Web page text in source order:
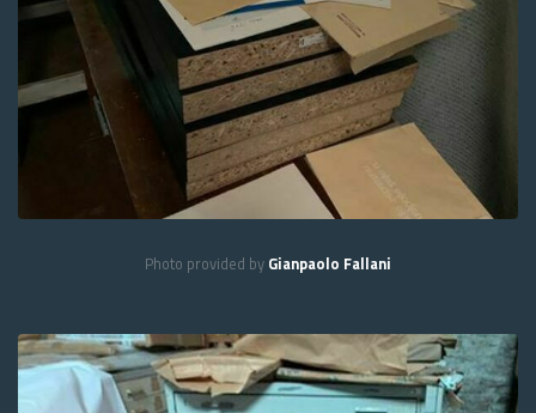
Photo provided by Gianpaolo Fallani